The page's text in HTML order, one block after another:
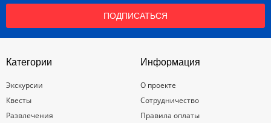
ПОДПИСАТЬСЯ
Категории
Экскурсии
Квесты
Развлечения
Информация
О проекте
Сотрудничество
Правила оплаты